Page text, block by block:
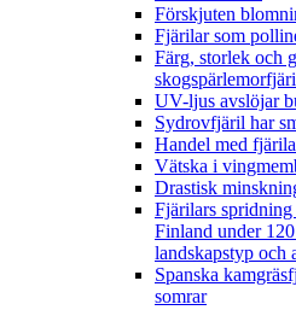
Förskjuten
Fjärilar som
Färg, storlek och
UV-ljus avslöjar
Sydrovfjäril har
Handel med
Vätska i
Drastisk
Fjärilars
Finland under
landskapstyp och
Spanska
somrar